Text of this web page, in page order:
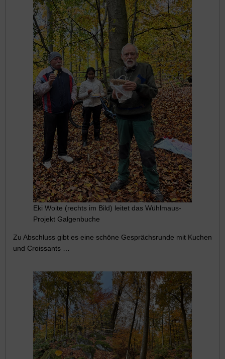
Eki Woite (rechts im Bild) leitet das Wühlmaus-
Projekt Galgenbuche
Zu Abschluss gibt es eine schöne Gesprächsrunde mit Kuchen
und Croissants …